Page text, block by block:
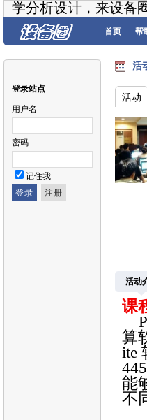
学分析设计，来设备
首页 帮
登录站点
用户名
密码
记住我
活
活动
活动
课
算
ite
445
能
不